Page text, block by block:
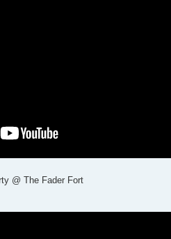
@ The Fader Fort